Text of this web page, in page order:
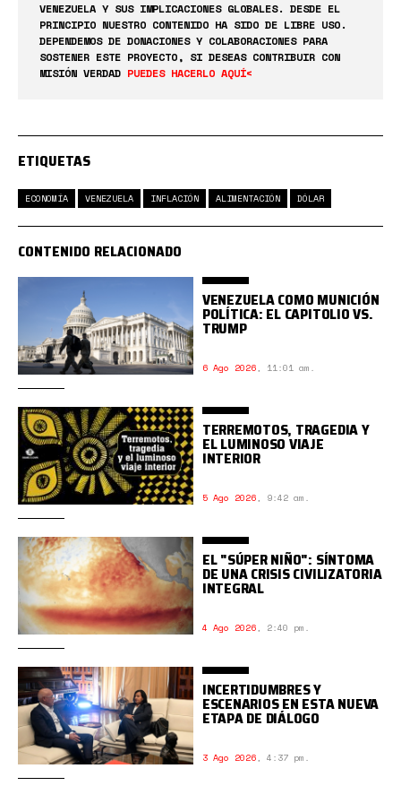
VENEZUELA Y SUS IMPLICACIONES GLOBALES. DESDE EL
PRINCIPIO NUESTRO CONTENIDO HA SIDO DE LIBRE USO.
DEPENDEMOS DE DONACIONES Y COLABORACIONES PARA
SOSTENER ESTE PROYECTO, SI DESEAS CONTRIBUIR CON
MISIÓN VERDAD PUEDES HACERLO AQUÍ<
ETIQUETAS
ECONOMÍA VENEZUELA INFLACIÓN ALIMENTACIÓN DÓLAR
CONTENIDO RELACIONADO
VENEZUELA COMO MUNICIÓN
POLÍTICA: EL CAPITOLIO VS.
TRUMP
6 Ago 2026, 11:01 am.
TERREMOTOS, TRAGEDIA Y
EL LUMINOSO VIAJE
INTERIOR
5 Ago 2026, 9:42 am.
EL "SÚPER NIÑO": SÍNTOMA
DE UNA CRISIS CIVILIZATORIA
INTEGRAL
4 Ago 2026, 2:40 pm.
INCERTIDUMBRES Y
ESCENARIOS EN ESTA NUEVA
ETAPA DE DIÁLOGO
3 Ago 2026, 4:37 pm.